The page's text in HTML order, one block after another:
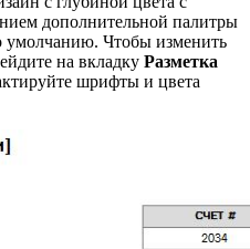
дополнительной палитры
умолчанию. Чтобы изменить
на вкладку Разметка
шрифты и цвета